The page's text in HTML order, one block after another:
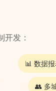
开发：
📊 数据
👥 多